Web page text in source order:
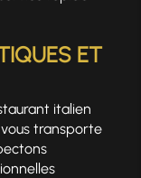
ET
italien
transporte